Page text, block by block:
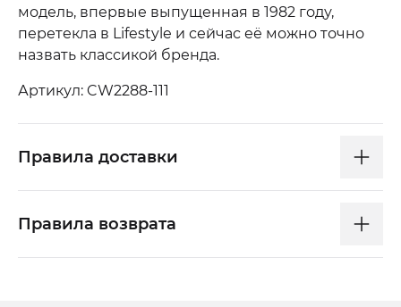
модель, впервые выпущенная в 1982 году,
перетекла в Lifestyle и сейчас её можно точно
назвать классикой бренда.
Артикул: CW2288-111
Правила доставки
Правила возврата